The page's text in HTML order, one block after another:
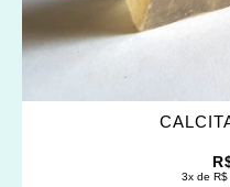
3x de R$